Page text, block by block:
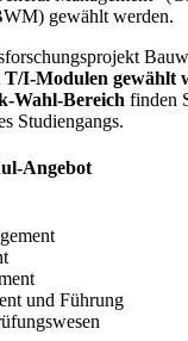
gewählt werden.
T/I-Modulen gewählt
Wahl-Bereich finden
Studiengangs.
Angebot
und Führung